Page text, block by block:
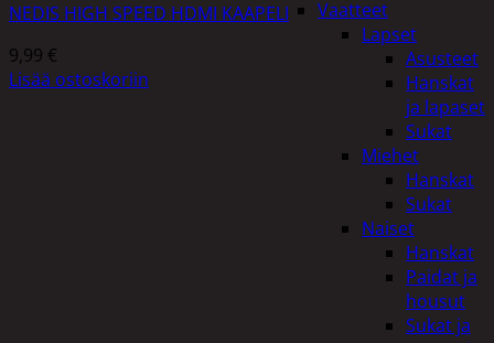
Vaatteet
Lapset
Asusteet
Hanskat
ja lapaset
Sukat
Miehet
Hanskat
Sukat
Naiset
Hanskat
Paidat ja
housut
Sukat ja
NEDIS HIGH SPEED HDMI KAAPELI
9,99 €
Lisää ostoskoriin